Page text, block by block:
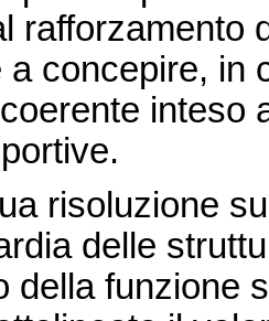
rafforzamento
concepire, in
inteso
risoluzione
delle
della funzione